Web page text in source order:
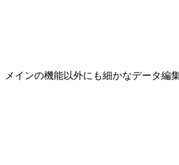
メインの機能以外にも細かなデータ編